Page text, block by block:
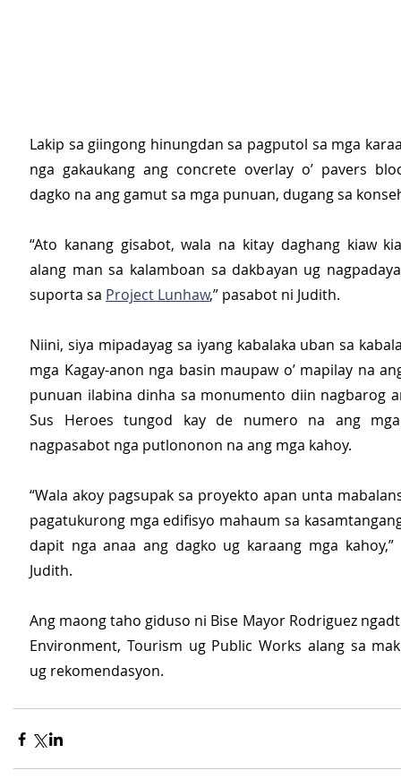
Lakip sa giingong hinungdan sa pagputol sa mga
nga gakaukang ang concrete overlay o’ pavers
dagko na ang gamut sa mga punuan, dugang sa
“Ato kanang gisabot, wala na kitay daghang kiaw
alang man sa kalamboan sa dakbayan ug
suporta sa Project Lunhaw,” pasabot ni Judith.
Niini, siya mipadayag sa iyang kabalaka uban sa
mga Kagay-anon nga basin maupaw o’ mapilay na
punuan ilabina dinha sa monumento diin nagbarog
Sus Heroes tungod kay de numero na ang
nagpasabot nga putlononon na ang mga kahoy.
“Wala akoy pagsupak sa proyekto apan unta
pagatukurong mga edifisyo mahaum sa
dapit nga anaa ang dagko ug karaang mga kahoy,”
Judith.
Ang maong taho giduso ni Bise Mayor Rodriguez
Environment, Tourism ug Public Works alang sa
ug rekomendasyon.